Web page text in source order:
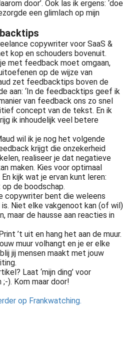
door’. Ook las ik ergens: ‘doe
een glimlach op mijn
copywriter voor SaaS &
kop en schouders bovenuit.
met feedback moet omgaan,
op de wijze van
zet feedbacktips boven de
aan: ‘In de feedbacktips geef ik
van feedback ons zo snel
concept van de tekst. En ik
ik inhoudelijk veel betere
wil ik je nog het volgende
krijgt die onzekerheid
realiseer je dat negatieve
maken. Kies voor optimaal
kijk wat je ervan kunt leren:
de boodschap.
copywriter bent die weleens
Niet elke vakgenoot kan (of wil)
maar de hausse aan reacties in
’t uit en hang het aan de muur.
muur volhangt en je er elke
jij mensen maakt met jouw
Laat ‘mijn ding’ voor
). Kom maar door!
op Frankwatching.